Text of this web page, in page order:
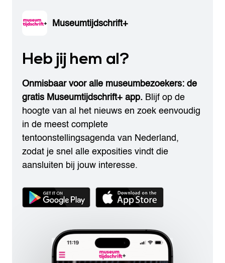
Museumtijdschrift+
Heb jij hem al?
Onmisbaar voor alle museumbezoekers: de
gratis Museumtijdschrift+ app. Blijf op de
hoogte van al het nieuws en zoek eenvoudig
in de meest complete
tentoonstellingsagenda van Nederland,
zodat je snel alle exposities vindt die
aansluiten bij jouw interesse.